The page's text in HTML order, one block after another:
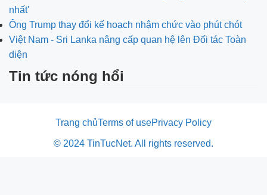
nhất'
Ông Trump thay đổi kế hoạch nhậm chức vào phút chót
Việt Nam - Sri Lanka nâng cấp quan hệ lên Đối tác Toàn
diện
Tin tức nóng hổi
Trang chủTerms of usePrivacy Policy
© 2024 TinTucNet. All rights reserved.